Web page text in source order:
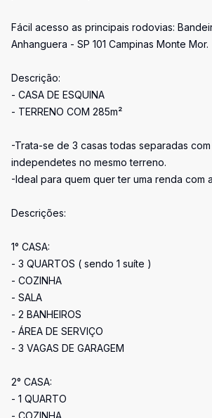
Fácil acesso as principais rodovias:
Anhanguera - SP 101 Campinas Monte Mor.
Descrição:
- CASA DE ESQUINA
- TERRENO COM 285m²
-Trata-se de 3 casas todas separadas
independetes no mesmo terreno.
-Ideal para quem quer ter uma renda com
Descrições:
1° CASA:
- 3 QUARTOS ( sendo 1 suíte )
- COZINHA
- SALA
- 2 BANHEIROS
- ÁREA DE SERVIÇO
- 3 VAGAS DE GARAGEM
2° CASA:
- 1 QUARTO
- COZINHA